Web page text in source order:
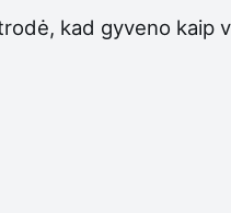
kad gyveno kaip